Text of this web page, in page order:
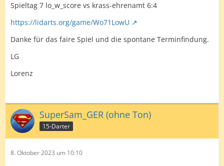
Dann konnte ich mein Anwurf zum 4:3 nach Hause
bringen und dann breakte ich Patrick zum 5:3.
Aber auch danach hatte Patrick die Chancen aufs Re-
Wie immer tolles und auch spannendes Match mit dir
Waldhoefer .
Freu mich schon auf nächste Match.
Bis denne und weiterhin viel Spaß beim Darten
Spieltag 7 lo_w_score vs krass-ehrenamt 6:4
https://lidarts.org/game/Wo71LowU
Danke für das faire Spiel und die spontane Terminfindung.
LG
Lorenz
SuperSam_GER (ohne Ton)
15-Darter
8. Oktober 2023 um 10:10